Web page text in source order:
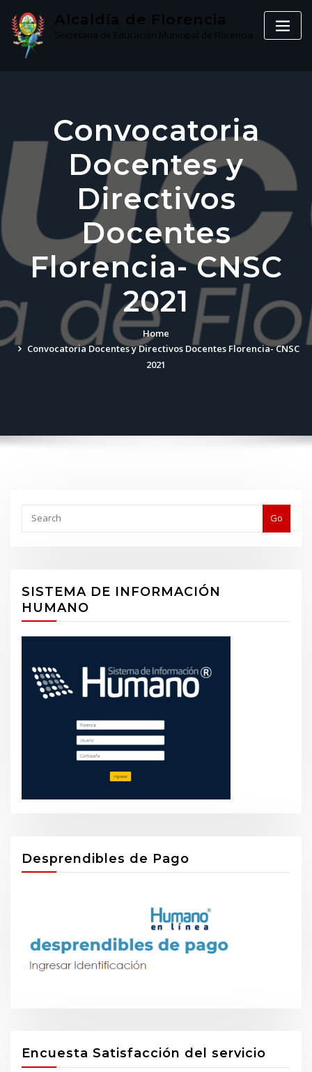
content
Alcaldía de Florencia
Secretaria de Educación Municipal de Florencia
Convocatoria
Docentes y
Directivos
Docentes
Florencia- CNSC
2021
Home
Convocatoria Docentes y Directivos Docentes Florencia- CNSC
2021
Go
SISTEMA DE INFORMACIÓN
HUMANO
Desprendibles de Pago
Encuesta Satisfacción del servicio